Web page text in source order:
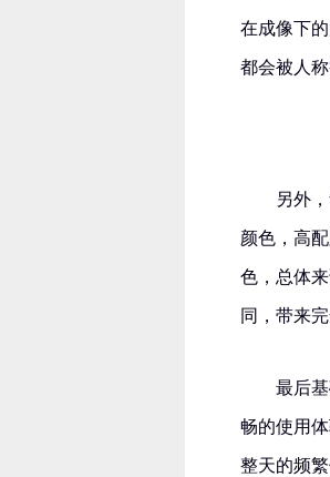
在成像下
都会被人
另外
颜色，高
色，总体
同，带来
最后
畅的使用
整天的频